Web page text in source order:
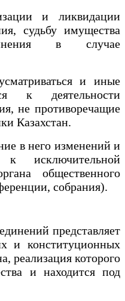
и ликвидации
судьбу имущества
в случае
и иные
к деятельности
не противоречащие
Казахстан.
в него изменений и
к исключительной
общественного
собрания).
представляет
и конституционных
реализация которого
и находится под